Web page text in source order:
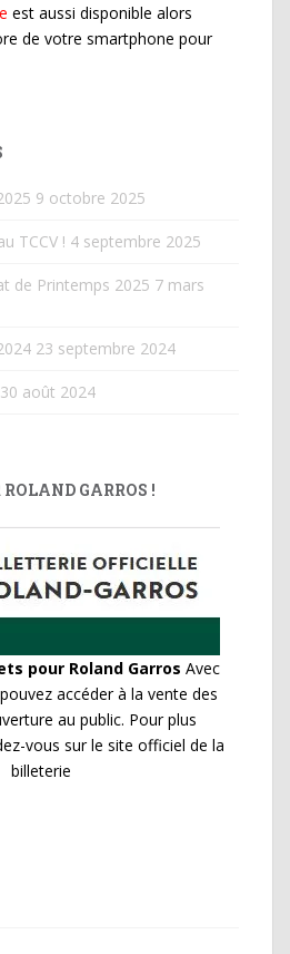
est aussi disponible alors
de votre smartphone pour
9 octobre 2025
TCCV ! 4 septembre 2025
de Printemps 2025 7 mars
23 septembre 2024
30 août 2024
GARROS !
pour Roland Garros Avec
accéder à la vente des
au public. Pour plus
vous sur le site officiel de la
billeterie